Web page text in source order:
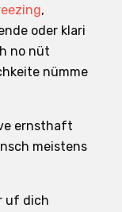
,
oder klari
no nüt
nümme
ernsthaft
meistens
uf dich